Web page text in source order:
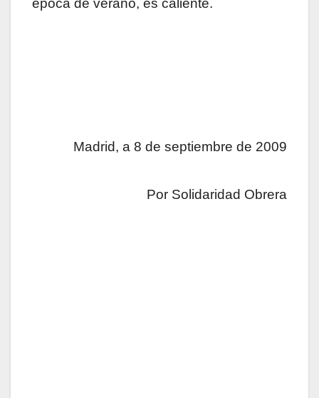
Madrid, a 8 de septiembre de 2009
Por Solidaridad Obrera